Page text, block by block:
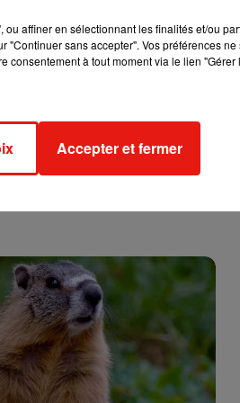
affiner en sélectionnant les finalités et/ou
"Continuer sans accepter". Vos préférences
consentement à tout moment via le lien
Accepter et fermer